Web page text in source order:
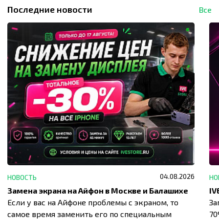
Последние новости Все
НОВОСТЬ 04.08.2026
Замена экрана на Айфон в Москве и Балашихе
Если у вас на Айфоне проблемы с экраном, то
самое время заменить его по специальным